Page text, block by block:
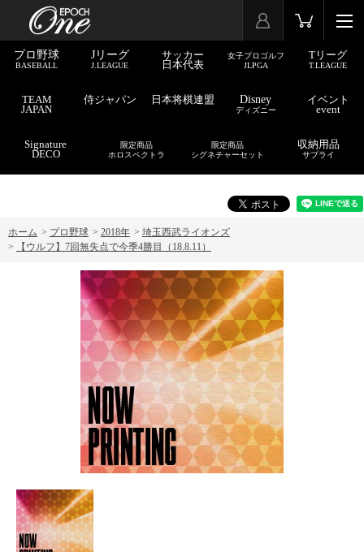
プロ野球
BASEBALL
Jリーグ
J.LEAGUE
サッカー
日本代表
女子プロゴルフ
JLPGA
Tリーグ
T.LEAGUE
TEAM
JAPAN
侍ジャパン 日本将棋連盟 Disney
ディズニー
イベント
event
Signature
DECO
限定商品
ホロスペクトラ
限定商品
シグネチャーセット
収納用品
サプライ
ホーム > プロ野球 > 2018年 > 埼玉西武ライオンズ
>
【ウルフ】7回無失点で今季4勝目（18.8.11）